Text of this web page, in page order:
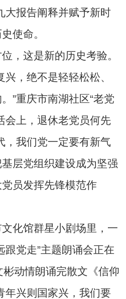
大报告阐释并赋予新时
使命。
这是新的历史考验。
，绝不是轻轻松松、
”重庆市南湖社区“老党
会上，退休老党员何先
，我们党一定要有新气
层党组织建设成为坚强
员发挥先锋模范作
馆群星小剧场里，一
跟党走”主题朗诵会正在
动情朗诵完散文《信仰
年兴则国家兴，我们要